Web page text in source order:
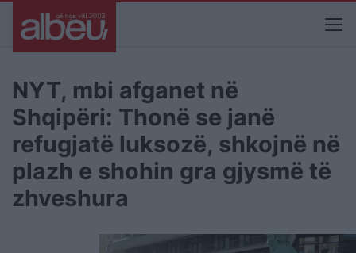
NYT, mbi afganet në
Shqipëri: Thonë se janë
refugjatë luksozë, shkojnë në
plazh e shohin gra gjysmë të
zhveshura